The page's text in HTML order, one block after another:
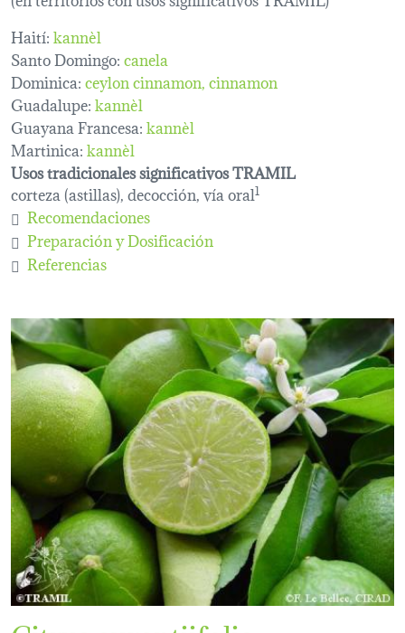
Haití:kannèl
Santo Domingo:canela
Dominica:ceylon cinnamon cinnamon
Guadalupe:kannèl
Guayana Francesa:kannèl
Martinica:kannèl
Usos tradicionales significativos TRAMIL
corteza (astillas), decocción, vía oral1
Recomendaciones
Preparación y Dosificación
Referencias